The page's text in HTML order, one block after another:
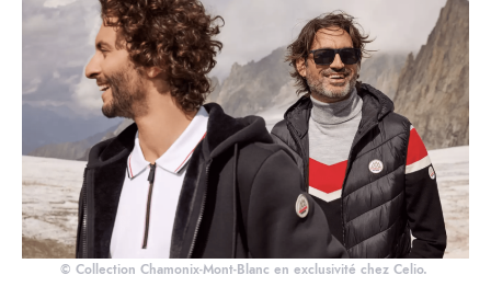
© Collection Chamonix-Mont-Blanc en exclusivité chez Celio.